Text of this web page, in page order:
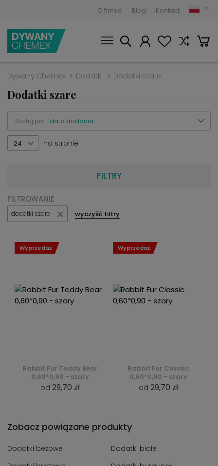
O firmie Blog Kontakt PL
Dywany Chemex Dodatki Dodatki szare
Dodatki szare
Sortuj po: data dodania
24 na stronie
FILTRY
FILTROWANIE
dodatki szare wyczyść filtry
Rabbit Fur Teddy Bear
0,60*0,90 - szary
od 29,70 zł
Wyprzedaż
Rabbit Fur Classic
0,60*0,90 - szary
od 29,70 zł
Wyprzedaż
Zobacz powiązane produkty
Dodatki beżowe
Dodatki białe